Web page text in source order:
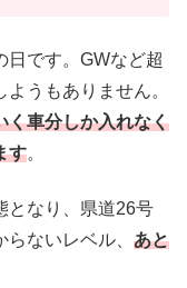
日です。GWなど超
うもありません。
く車分しか入れなく
す。
となり、県道26号
ないレベル、 あと